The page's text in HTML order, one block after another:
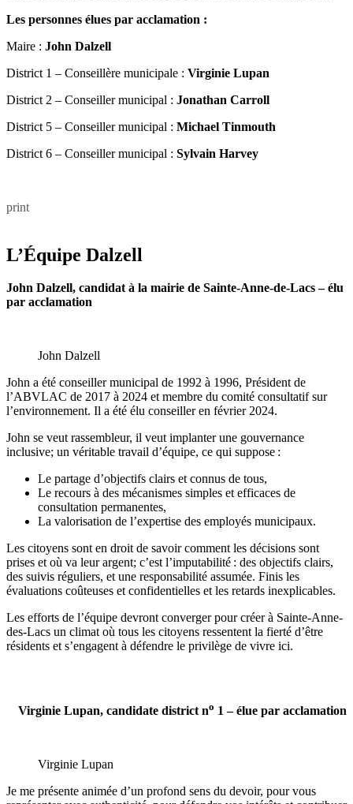
Les personnes élues par acclamation :
Maire : John Dalzell
District 1 – Conseillère municipale : Virginie Lupan
District 2 – Conseiller municipal : Jonathan Carroll
District 5 – Conseiller municipal : Michael Tinmouth
District 6 – Conseiller municipal : Sylvain Harvey
print
L’Équipe Dalzell
John Dalzell, candidat à la mairie de Sainte-Anne-de-Lacs – élu
par acclamation
John Dalzell
John a été conseiller municipal de 1992 à 1996, Président de
l’ABVLAC de 2017 à 2024 et membre du comité consultatif sur
l’environnement. Il a été élu conseiller en février 2024.
John se veut rassembleur, il veut implanter une gouvernance
inclusive; un véritable travail d’équipe, ce qui suppose :
Le partage d’objectifs clairs et connus de tous,
Le recours à des mécanismes simples et efficaces de
consultation permanentes,
La valorisation de l’expertise des employés municipaux.
Les citoyens sont en droit de savoir comment les décisions sont
prises et où va leur argent; c’est l’imputabilité : des objectifs clairs,
des suivis réguliers, et une responsabilité assumée. Finis les
évaluations coûteuses et confidentielles et les retards inexplicables.
Les efforts de l’équipe devront converger pour créer à Sainte-Anne-
des-Lacs un climat où tous les citoyens ressentent la fierté d’être
résidents et s’engagent à défendre le privilège de vivre ici.
Virginie Lupan, candidate district no 1 – élue par acclamation
Virginie Lupan
Je me présente animée d’un profond sens du devoir, pour vous